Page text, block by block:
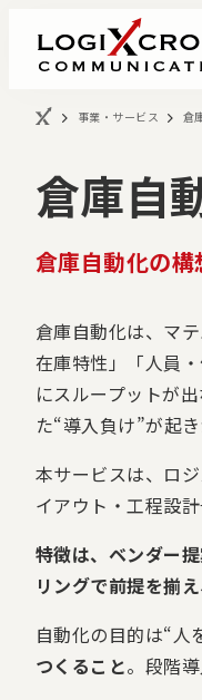
事業改革DXコンサ
会社概要
事業・サービス 倉
倉庫自
倉庫自動化の
倉庫自動化は、マ
在庫特性」「人員
にスループットが
た“導入負け”が起き
本サービスは、ロ
イアウト・工程設
特徴は、ベンダー
リングで前提を揃え
自動化の目的は“人
つくること。段階